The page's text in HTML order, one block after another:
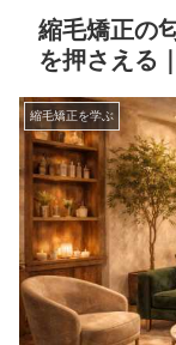
縮毛矯正の
を押さえる
縮毛矯正を学ぶ